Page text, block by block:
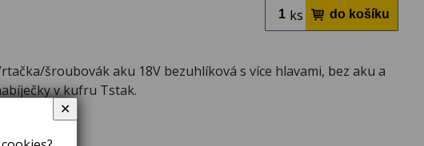
ks
šroubovák aku 18V bezuhlíková s více hlavami, bez aku a
v kufru Tstak.
✕